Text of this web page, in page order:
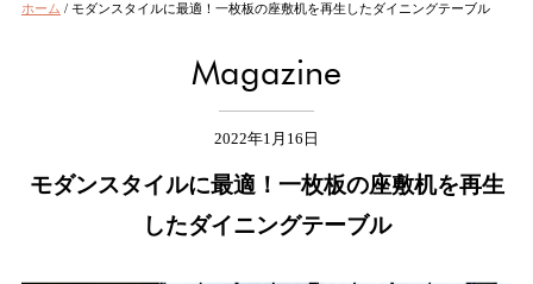
ホーム / モダンスタイルに最適！一枚板の座敷机を再生したダイニングテーブル
Magazine
2022年1月16日
モダンスタイルに最適！一枚板の座敷机を再生
したダイニングテーブル